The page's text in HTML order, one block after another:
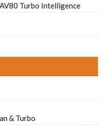
Turbo Intelligence
& Turbo